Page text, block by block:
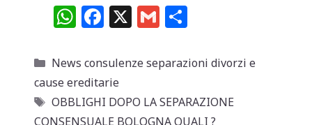
W
h
at
s
A
F
a
c
e
b
X G
m
ai n
vi
Categorie
News consulenze separazioni divorzi e
cause ereditarie
Tag
OBBLIGHI DOPO LA SEPARAZIONE
CONSENSUALE BOLOGNA QUALI ?